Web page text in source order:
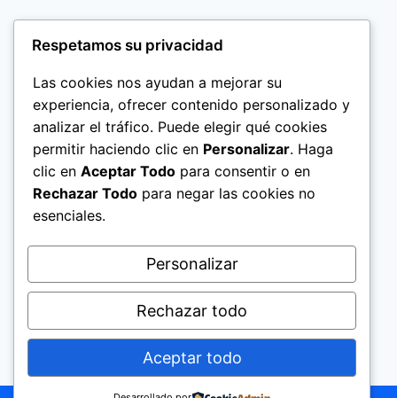
© 2026 El Significado de los Nombres Help
Respetamos su privacidad
Las cookies nos ayudan a mejorar su
experiencia, ofrecer contenido personalizado y
analizar el tráfico. Puede elegir qué cookies
permitir haciendo clic en Personalizar. Haga
clic en Aceptar Todo para consentir o en
Rechazar Todo para negar las cookies no
esenciales.
Personalizar
Rechazar todo
Aceptar todo